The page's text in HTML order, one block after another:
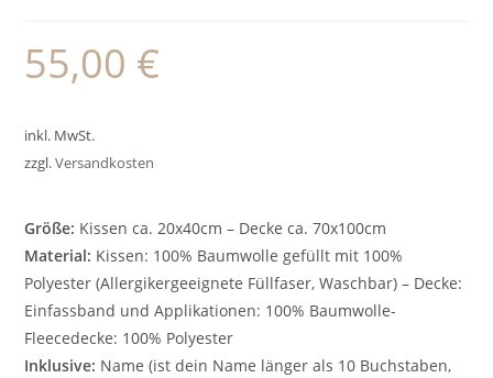
55,00 €
inkl. MwSt.
zzgl.Versandkosten
Größe: Kissen ca. 20x40cm – Decke ca. 70x100cm
Material: Kissen: 100% Baumwolle gefüllt mit 100%
Polyester (Allergikergeeignete Füllfaser, Waschbar) – Decke:
Einfassband und Applikationen: 100% Baumwolle-
Fleecedecke: 100% Polyester
Inklusive: Name (ist dein Name länger als 10 Buchstaben,